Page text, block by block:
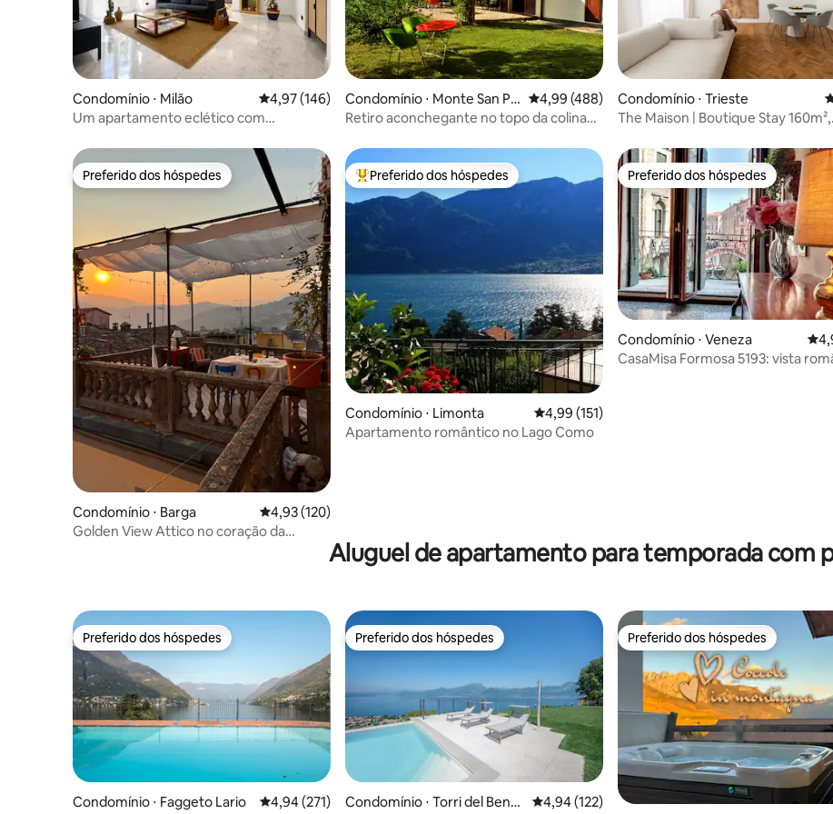
morreu em 1865.
Condomínio ⋅ Milão 4,97 de uma avaliação média de 5, 146 avaliações
4,97 (146)
Um apartamento eclético com
Condomínio ⋅ Monte San Pie
tro
4,99 de uma avaliação média de 5, 488
4,99 (488)
Retiro aconchegante no topo da colina
ar-condicionado em todo o espaço
Condomínio ⋅ Trieste
The Maison | Boutique Stay 160m²,
Preferido dos hóspedes
Preferido dos hóspedes
Condomínio ⋅ Barga 4,93 de uma avaliação média de 5, 120 avaliações
4,93 (120)
Golden View Attico no coração da
Entre os melhores preferidos dos hóspedes
Preferido dos hóspedes
Condomínio ⋅ Limonta 4,99 de uma avaliação média de 5, 151 avaliações
4,99 (151)
Apartamento romântico no Lago Como
Preferido dos hóspedes
Preferido dos hóspedes
Condomínio ⋅ Veneza
CasaMisa Formosa 5193: vista
Aluguel de apartamento para temporada com
Preferido dos hóspedes
Preferido dos hóspedes
Condomínio ⋅ Faggeto Lario 4,94 de uma avaliação média de 5, 271 avaliações
4,94 (271)
Preferido dos hóspedes
Preferido dos hóspedes
Condomínio ⋅ Torri del Benac
4,94 de uma avaliação média de 5, 122
4,94 (122)
Preferido dos hóspedes
Preferido dos hóspedes